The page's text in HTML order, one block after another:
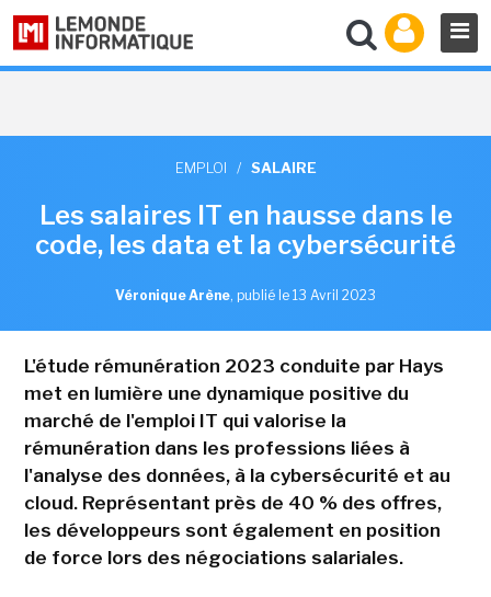
EMPLOI / SALAIRE
Les salaires IT en hausse dans le
code, les data et la cybersécurité
Véronique Arène, publié le 13 Avril 2023
L'étude rémunération 2023 conduite par Hays
met en lumière une dynamique positive du
marché de l'emploi IT qui valorise la
rémunération dans les professions liées à
l'analyse des données, à la cybersécurité et au
cloud. Représentant près de 40 % des offres,
les développeurs sont également en position
de force lors des négociations salariales.